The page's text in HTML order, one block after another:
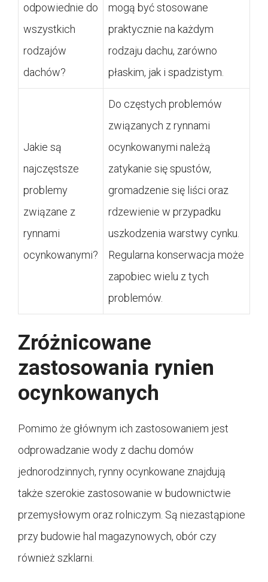
odpowiednie do
wszystkich
rodzajów
dachów?
mogą być stosowane
praktycznie na każdym
rodzaju dachu, zarówno
płaskim, jak i spadzistym.
Jakie są
najczęstsze
problemy
związane z
rynnami
ocynkowanymi?
Do częstych problemów
związanych z rynnami
ocynkowanymi należą
zatykanie się spustów,
gromadzenie się liści oraz
rdzewienie w przypadku
uszkodzenia warstwy cynku.
Regularna konserwacja może
zapobiec wielu z tych
problemów.
Zróżnicowane
zastosowania rynien
ocynkowanych
Pomimo że głównym ich zastosowaniem jest
odprowadzanie wody z dachu domów
jednorodzinnych, rynny ocynkowane znajdują
także szerokie zastosowanie w budownictwie
przemysłowym oraz rolniczym. Są niezastąpione
przy budowie hal magazynowych, obór czy
również szklarni.